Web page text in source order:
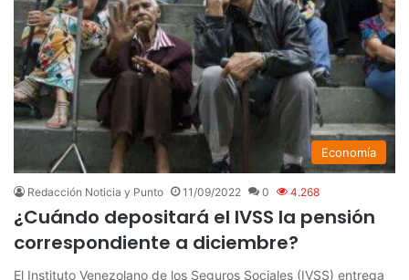
Economía
Redacción Noticia y Punto 11/09/2022 0 4.268
¿Cuándo depositará el IVSS la pensión
correspondiente a diciembre?
El Instituto Venezolano de los Seguros Sociales (IVSS) entrega